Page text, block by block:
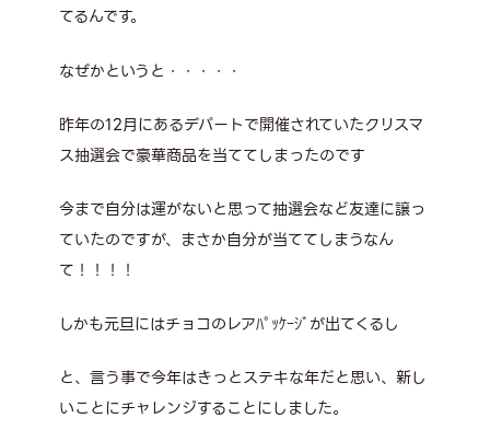
てるんです。
なぜかというと・・・・・
昨年の12月にあるデパートで開催されていたクリスマ
ス抽選会で豪華商品を当ててしまったのです
今まで自分は運がないと思って抽選会など友達に譲っ
ていたのですが、まさか自分が当ててしまうなん
て！！！！
しかも元旦にはチョコのレアﾊﾟｯｹｰｼﾞが出てくるし
と、言う事で今年はきっとステキな年だと思い、新し
いことにチャレンジすることにしました。